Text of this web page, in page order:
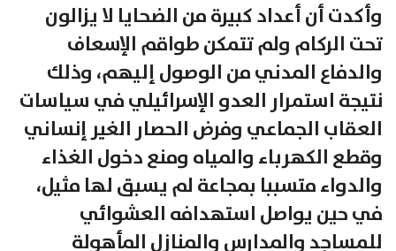
وأكدت أن أعداد كبيرة من الضحايا لا يزالون
تحت الركام ولم تتمكن طواقم الإسعاف
والدفاع المدني من الوصول إليهم، وذلك
نتيجة استمرار العدو الإسرائيلي في سياسات
العقاب الجماعي وفرض الحصار الغير إنساني
وقطع الكهرباء والمياه ومنع دخول الغذاء
والدواء متسببا بمجاعة لم يسبق لها مثيل،
في حين يواصل استهدافه العشوائي
للمساجد والمدارس والمنازل المأهولة